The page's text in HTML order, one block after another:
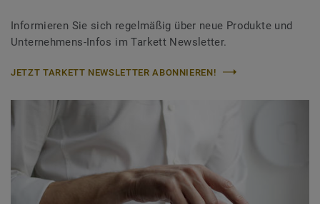
Informieren Sie sich regelmäßig über neue Produkte und
Unternehmens-Infos im Tarkett Newsletter.
JETZT TARKETT NEWSLETTER ABONNIEREN!